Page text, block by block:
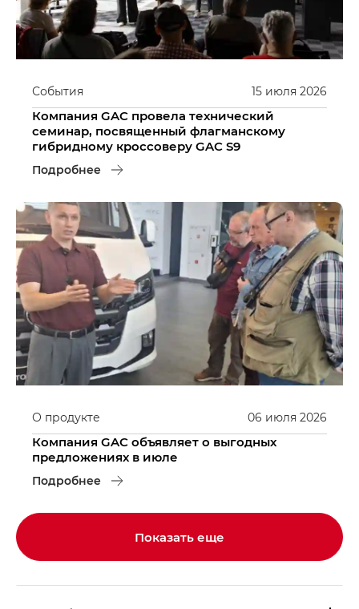
15 июля 2026
События
Компания GAC провела технический
семинар, посвященный флагманскому
гибридному кроссоверу GAC S9
Подробнее
06 июля 2026
О продукте
Компания GAC объявляет о выгодных
предложениях в июле
Подробнее
Показать еще